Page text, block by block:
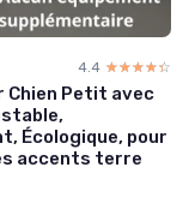
4.4 ☆☆☆☆☆
★★★★★
Chien Petit avec
Écologique, pour
accents terre